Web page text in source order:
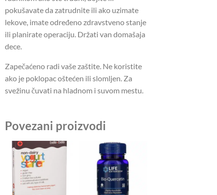
pokušavate da zatrudnite ili ako uzimate
lekove, imate određeno zdravstveno stanje
ili planirate operaciju. Držati van domašaja
dece.
Zapečaćeno radi vaše zaštite. Ne koristite
ako je poklopac oštećen ili slomljen. Za
svežinu čuvati na hladnom i suvom mestu.
Povezani proizvodi